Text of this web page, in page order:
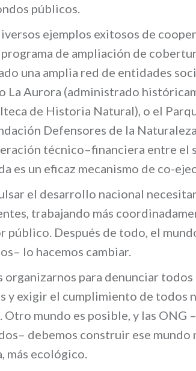
públicos.
ejemplos exitosos de
de ampliación de
una amplia red de entidades
La Aurora (administrado
de Historia Natural), o el
Defensores de la
técnico–financiera entre el
es un eficaz mecanismo de co-
el desarrollo nacional
trabajando más
público. Después de todo, el
lo hacemos cambiar.
organizarnos para denunciar
y exigir el cumplimiento de todos
Otro mundo es posible, y las ONG
debemos construir ese mundo
más ecológico.